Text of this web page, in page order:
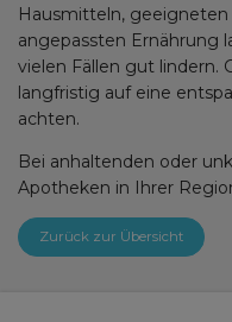
Zurück zur Übersicht
Hausmitteln,
angepassten Ernährung
vielen Fällen gut lindern.
langfristig auf eine
achten.
Bei anhaltenden oder
Apotheken in Ihrer